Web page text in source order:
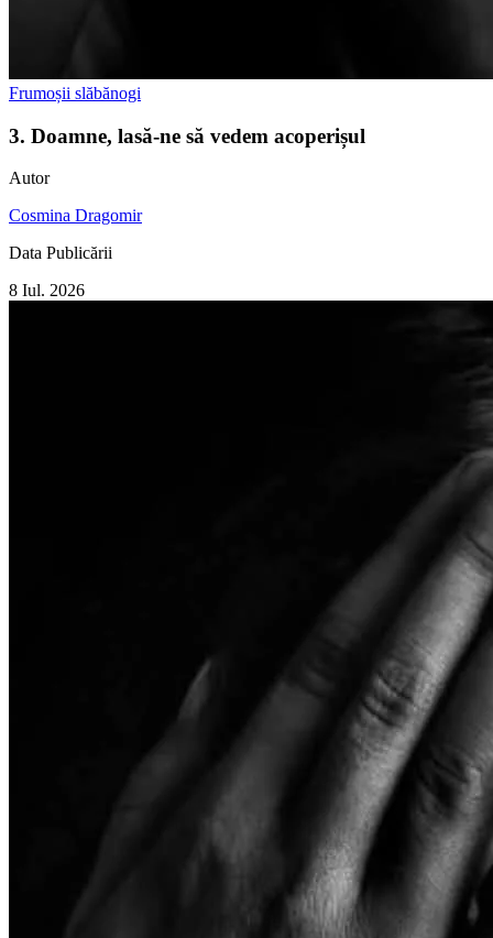
Frumoșii slăbănogi
3. Doamne, lasă-ne să vedem acoperișul
Autor
Cosmina Dragomir
Data Publicării
8 Iul. 2026